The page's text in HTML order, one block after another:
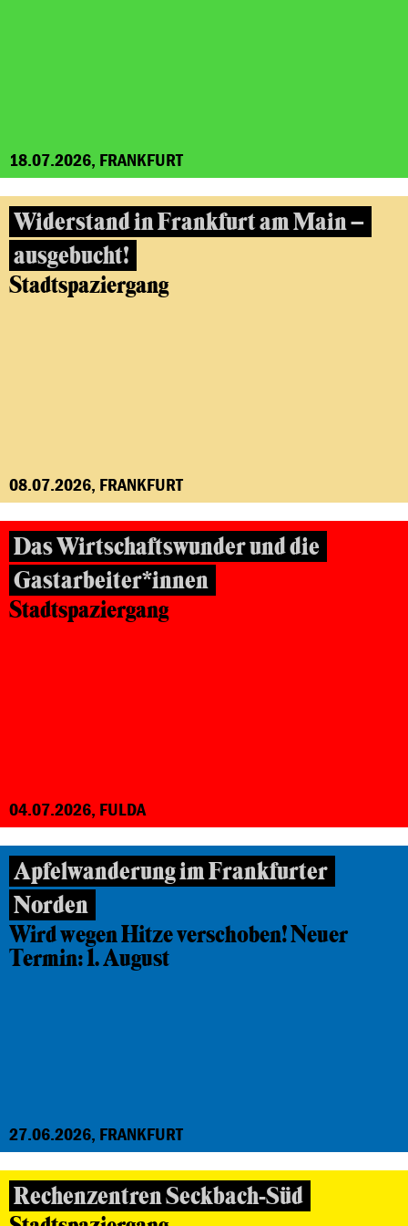
18.07.2026, FRANKFURT
Widerstand in Frankfurt am Main –
ausgebucht!
Stadtspaziergang
08.07.2026, FRANKFURT
Das Wirtschaftswunder und die
Gastarbeiter*innen
Stadtspaziergang
04.07.2026, FULDA
Apfelwanderung im Frankfurter
Norden
Wird wegen Hitze verschoben! Neuer
Termin: 1. August
27.06.2026, FRANKFURT
Rechenzentren Seckbach-Süd